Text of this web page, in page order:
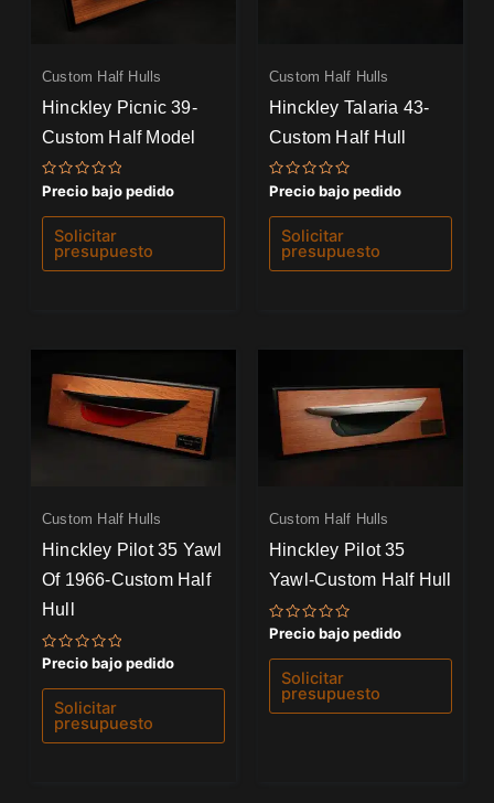
Custom Half Hulls
Hinckley Picnic 39-
Custom Half Model
Valorado
0
de
Precio bajo pedido
Solicitar
presupuesto
Custom Half Hulls
Hinckley Talaria 43-
Custom Half Hull
Valorado
0
de
Precio bajo pedido
Solicitar
presupuesto
Custom Half Hulls
Hinckley Pilot 35 Yawl
Of 1966-Custom Half
Hull
Valorado
0
de
Precio bajo pedido
Solicitar
presupuesto
Custom Half Hulls
Hinckley Pilot 35
Yawl-Custom Half Hull
Valorado
0
de
Precio bajo pedido
Solicitar
presupuesto